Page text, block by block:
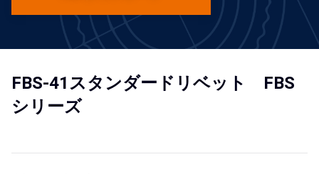
FBS-41スタンダードリベット FBS
シリーズ